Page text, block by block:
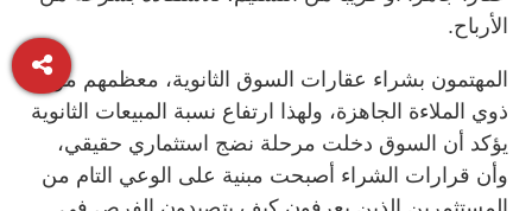
الأرباح.
المهتمون بشراء عقارات السوق الثانوية، معظمهم من
ذوي الملاءة الجاهزة، ولهذا ارتفاع نسبة المبيعات الثانوية
يؤكد أن السوق دخلت مرحلة نضج استثماري حقيقي،
وأن قرارات الشراء أصبحت مبنية على الوعي التام من